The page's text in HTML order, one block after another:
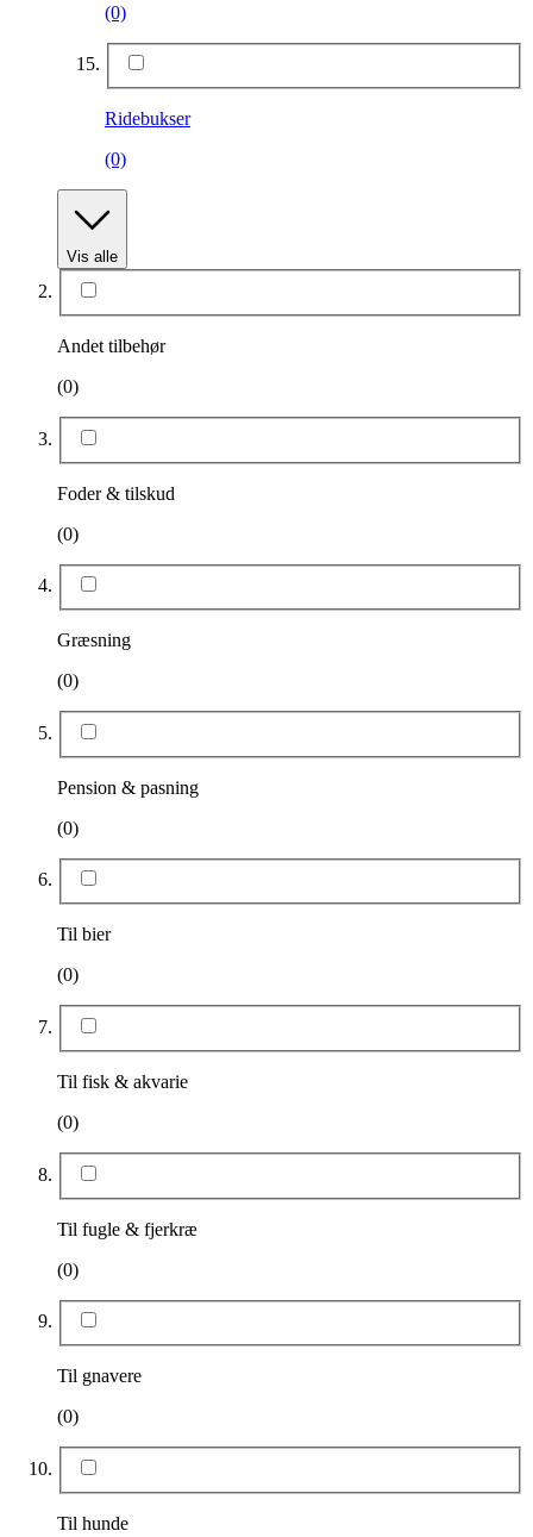
(0)
Ridebukser
(0)
Vis alle
Andet tilbehør
(0)
Foder & tilskud
(0)
Græsning
(0)
Pension & pasning
(0)
Til bier
(0)
Til fisk & akvarie
(0)
Til fugle & fjerkræ
(0)
Til gnavere
(0)
Til hunde